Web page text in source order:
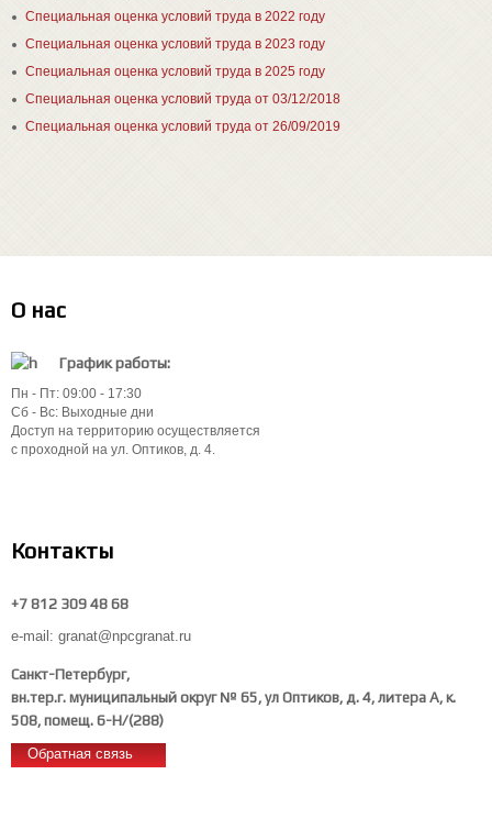
Специальная оценка условий труда в 2022 году
Специальная оценка условий труда в 2023 году
Специальная оценка условий труда в 2025 году
Специальная оценка условий труда от 03/12/2018
Специальная оценка условий труда от 26/09/2019
О нас
График работы:
Пн - Пт: 09:00 - 17:30
Сб - Вс: Выходные дни
Доступ на территорию осуществляется
с проходной на ул. Оптиков, д. 4.
Контакты
+7 812 309 48 68
e-mail: granat@npcgranat.ru
Санкт-Петербург,
вн.тер.г. муниципальный округ № 65, ул Оптиков, д. 4, литера А, к.
508, помещ. 6-Н/(288)
Обратная связь